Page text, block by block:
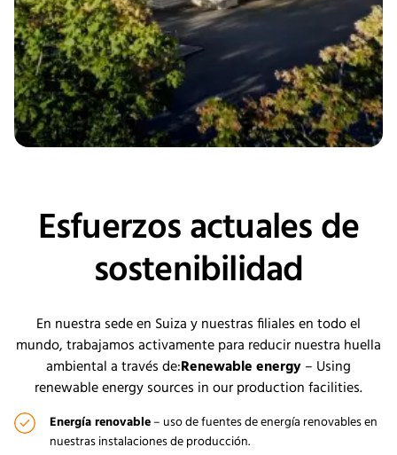
Esfuerzos actuales de
sostenibilidad
En nuestra sede en Suiza y nuestras filiales en todo el
mundo, trabajamos activamente para reducir nuestra huella
ambiental a través de:Renewable energy– Using
renewable energy sources in our production facilities.
Energía renovable– uso de fuentes de energía renovables en
nuestras instalaciones de producción.